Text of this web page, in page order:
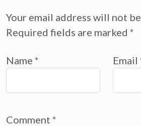
Your email address will not
Required fields are marked *
Name * Email
Comment *